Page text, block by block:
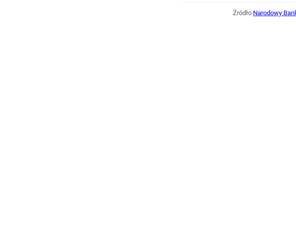
Źródło Narodowy